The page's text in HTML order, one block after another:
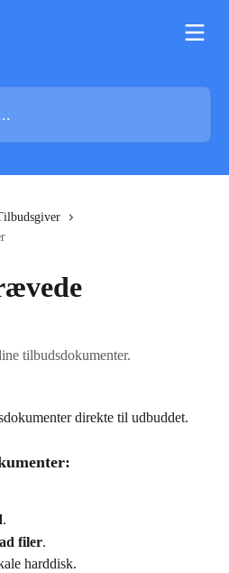
tilbudsdokumenter.
direkte til udbuddet.
.
filer.
harddisk.